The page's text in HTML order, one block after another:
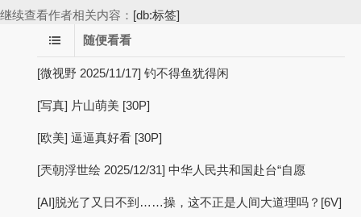
继续查看作者相关内容： [db:标签]
随便看看
[微视野 2025/11/17] 钓不得鱼犹得闲
[写真] 片山萌美 [30P]
[欧美] 逼逼真好看 [30P]
[兲朝浮世绘 2025/12/31] 中华人民共和国赴台“自愿
[AI]脱光了又日不到……操，这不正是人间大道理吗？[6V]